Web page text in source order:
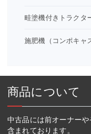
畦塗機付きトラクタ
施肥機（コンポキャ
商品について
中古品には前オーナー
含まれております。